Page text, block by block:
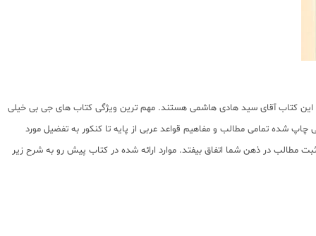
این کتاب آقای سید هادی هاشمی هستند. مهم ترین ویژگی کتاب های جی بی خیلی
شده تمامی مطالب و مفاهیم قواعد عربی از پایه تا کنکور به تفضیل مورد
مطالب در ذهن شما اتفاق بیفتد. موارد ارائه شده در کتاب پیش رو به شرح زیر